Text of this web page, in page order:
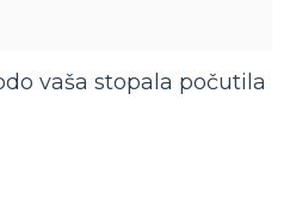
vaša stopala počutila